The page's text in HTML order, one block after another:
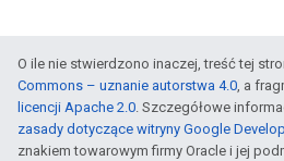
O ile nie stwierdzono inaczej, treść tej
Commons – uznanie autorstwa 4.0, a
licencji Apache 2.0. Szczegółowe
zasady dotyczące witryny Google
znakiem towarowym firmy Oracle i jej